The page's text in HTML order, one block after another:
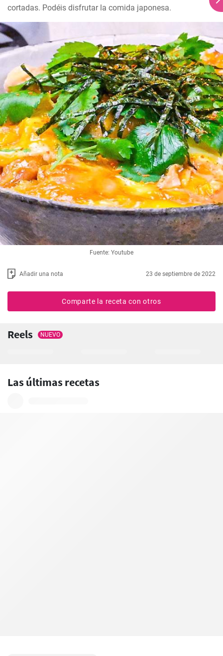
cortadas. Podéis disfrutar la comida japonesa.
Fuente: Youtube
Añadir una nota 23 de septiembre de 2022
Comparte la receta con otros
Reels NUEVO
Las últimas recetas